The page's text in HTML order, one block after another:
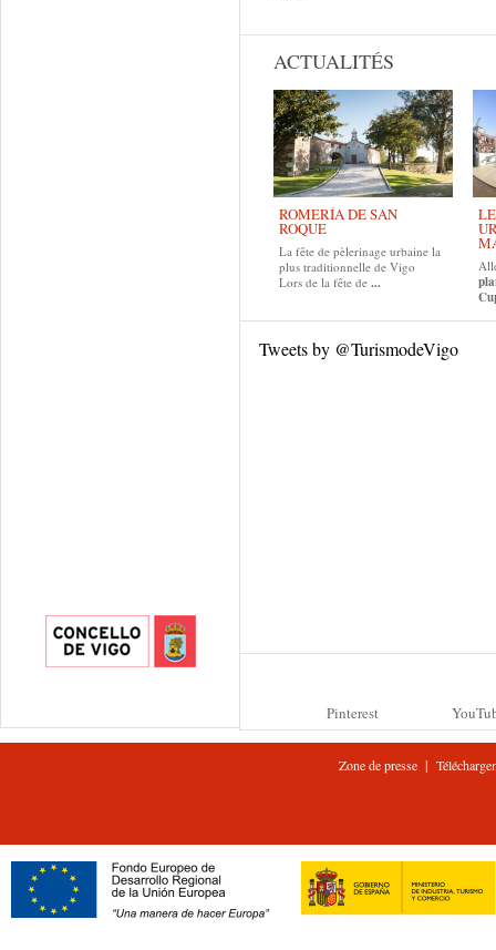
ACTUALITÉS
ROMERÍA DE SAN
ROQUE
La fête de pèlerinage urbaine la
plus traditionnelle de Vigo
Lors de la fête de ...
Tweets by @TurismodeVigo
Pinterest
Zone de presse |